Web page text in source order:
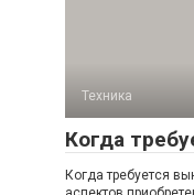
Техника
Когда
Когда требуется